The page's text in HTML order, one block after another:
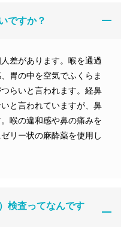
ですか？
差があります。喉を通過
胃の中を空気でふくらま
らいと言われます。経鼻
と言われていますが、鼻
喉の違和感や鼻の痛みを
リー状の麻酔薬を使用し
検査ってなんです